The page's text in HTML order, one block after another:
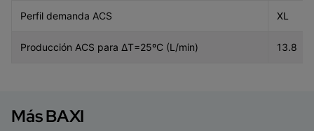
Perfil demanda ACS XL
Producción ACS para ΔT=25ºC (L/min) 13.8
Más BAXI